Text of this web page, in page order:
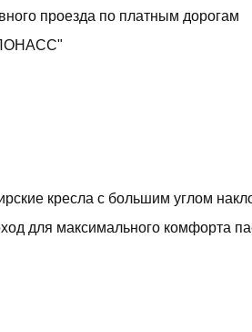
проезда по платным дорогам
кресла с большим углом
для максимального комфорта